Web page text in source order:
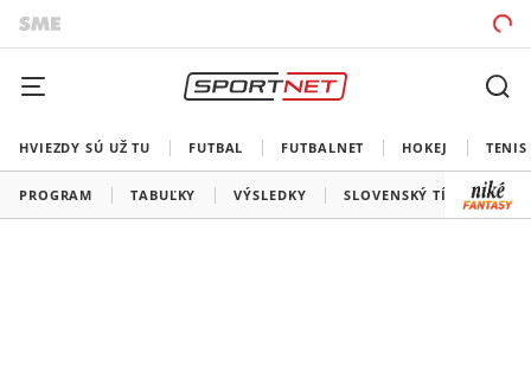
HVIEZDY SÚ UŽ TU FUTBAL FUTBALNET HOKEJ TENIS
PROGRAM TABUĽKY VÝSLEDKY SLOVENSKÝ TÍM